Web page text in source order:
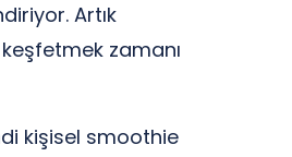
Artık
zamanı
kişisel smoothie